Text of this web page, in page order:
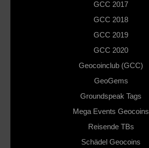
GCC 2017
GCC 2018
GCC 2019
GCC 2020
Geocoinclub (GCC)
GeoGems
Groundspeak Tags
Mega Events Geocoins
Reisende TBs
Schädel Geocoins